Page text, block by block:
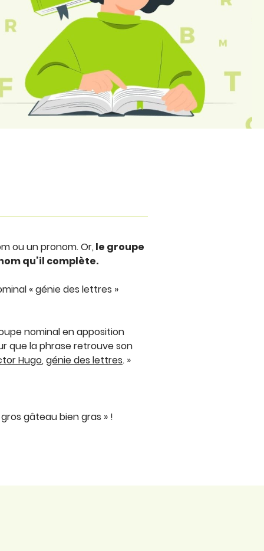
ou un pronom. Or, le groupe
qu’il complète.
« génie des lettres »
nominal en apposition
que la phrase retrouve son
Hugo, génie des lettres. »
gâteau bien gras » !